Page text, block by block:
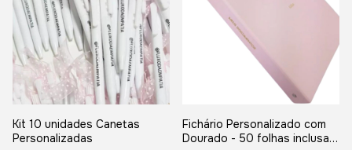
Kit 10 unidades Canetas
Personalizadas
Fichário Personalizado com
Dourado - 50 folhas inclusas